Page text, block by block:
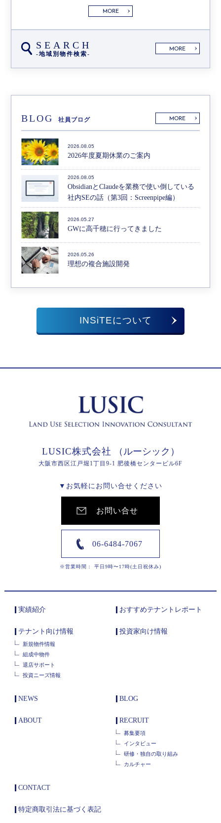
MORE
SEARCH
-地域別物件検索-
MORE
BLOG 社員ブログ MORE
2026.08.05
2026年度夏期休業のご案内
2026.08.05
ObsidianとClaudeを業務で使い倒している
社内SEの話（第3回：Screenpipe編）
2026.05.27
GWに高千穂に行ってきました
2026.05.26
理想の複合施設開発
INSiTEについて
LUSIC株式会社 （ルーシック）
大阪市西区江戸堀1丁目9-1 肥後橋センタービル6F
▼お気軽にお問い合せください
お問い合せ
06-6484-7067
※営業時間： 平日9時〜17時(土日祝休み)
実績紹介 おすすめテナントレポート
テナント向け情報
新規物件情報
組成中物件
退店サポート
投資ニーズ情報
投資家向け情報
NEWS BLOG
ABOUT RECRUIT
募集要項
インタビュー
研修・独自の取り組み
カルチャー
CONTACT
特定商取引法に基づく表記